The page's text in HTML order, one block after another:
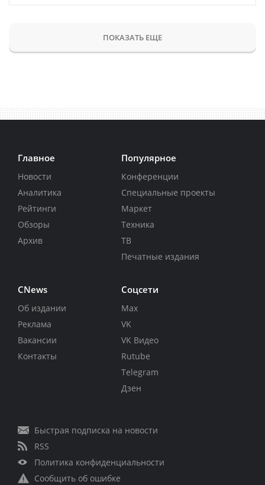
ПОКАЗАТЬ ЕЩЕ
Главное
Новости
Аналитика
Рейтинги
Обзоры
Архив
Популярное
Конференции
Специальные проекты
Маркет
Техника
ТВ
Печатные издания
CNews
Об издании
Реклама
Вакансии
Контакты
Соцсети
Max
VK
VK Видео
Rutube
Telegram
Дзен
Быстрая подписка на новости
RSS
Политика конфиденциальности
Сообщить об ошибке